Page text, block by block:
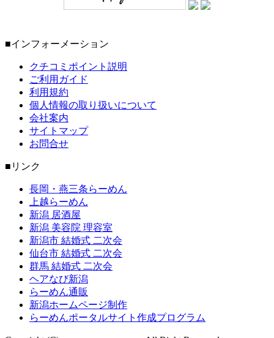
■インフォーメーション
クチコミポイント説明
ご利用ガイド
利用規約
個人情報の取り扱いについて
会社案内
サイトマップ
お問合せ
■リンク
長岡・燕三条らーめん
上越らーめん
新潟 居酒屋
新潟 美容院 理容室
新潟市 結婚式 二次会
仙台市 結婚式 二次会
群馬 結婚式 二次会
ヘアなび新潟
らーめん通販
新潟ホームページ制作
らーめんポータルサイト作成プログラム